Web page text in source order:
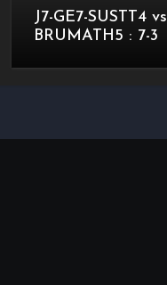
J7-GE7-SUSTT4 vs
BRUMATH5 : 7-3